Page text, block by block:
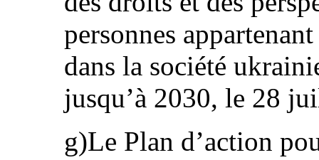
personnes
dans la société
jusqu’à 2030, le 28
g)Le Plan d’action